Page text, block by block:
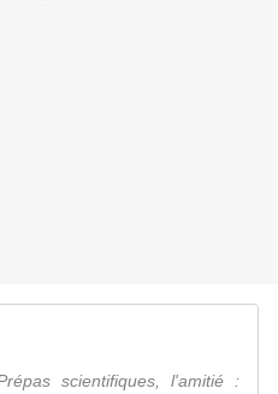
scientifiques, l'amitié :